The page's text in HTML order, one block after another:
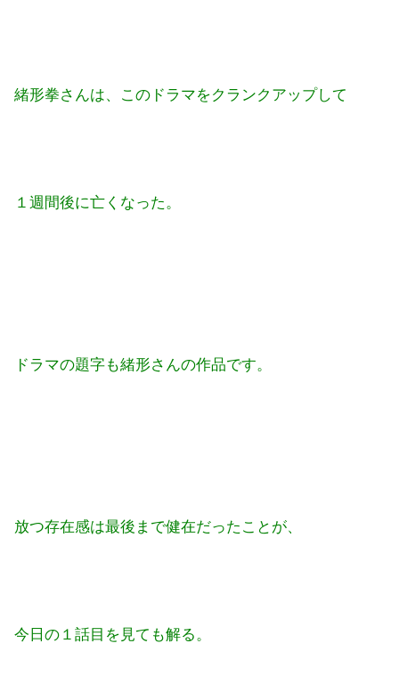
緒形拳さんは、このドラマをクランクアップして
１週間後に亡くなった。
ドラマの題字も緒形さんの作品です。
放つ存在感は最後まで健在だったことが、
今日の１話目を見ても解る。